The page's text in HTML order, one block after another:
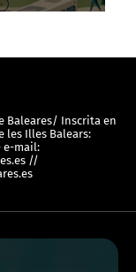
Baleares/ Inscrita en
les Illes Balears:
e-mail:
//